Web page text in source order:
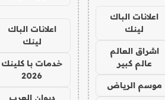
اعلانات الباك
لينك
اشراق العالم
عالم كبير
موسم الرياض
اعلانات الباك
لينك
خدمات با كلينك
2026
ديوان العرب